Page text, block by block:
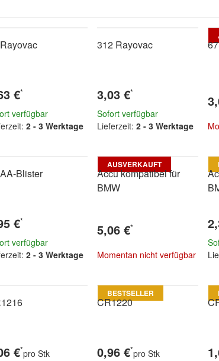
€*
verfügbar
2 - 3 Werktage
312 Rayovac
3,03 €*
Sofort verfügbar
Lieferzeit: 2 - 3 Werktage
Blister
€*
verfügbar
2 - 3 Werktage
AUSVERKAUFT
Accu kompatibel für
BMW
5,06 €*
Zum Artikel
Momentan nicht verfügbar
€*pro Stk
BESTSELLER
CR1220
0,96 €*pro Stk